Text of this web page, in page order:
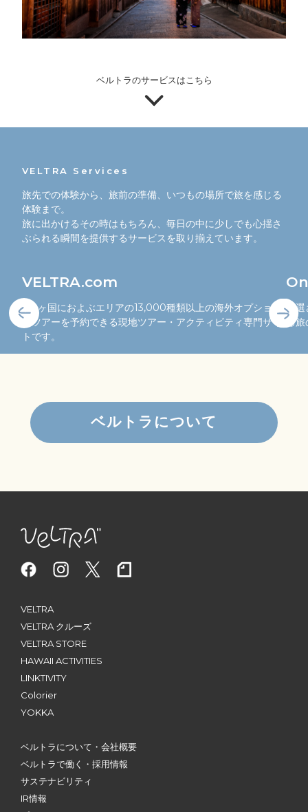
ベルトラのサービスはこちら
VELTRA Services
旅先での体験から、旅前の準備、いつもの場所で旅を感じる
体験まで。
旅に出かけるその時はもちろん、毎日の中に少しでも心揺さ
ぶられる瞬間を提供するサービスを取り揃えています。
VELTRA.com
150ヶ国におよぶエリアの13,000種類以上の海外オプショナ
ルツアーを予約できる現地ツアー・アクティビティ専門サイ
トです。
厳選
る旅
ベルトラについて
VELTRA
VELTRA クルーズ
VELTRA STORE
HAWAII ACTIVITIES
LINKTIVITY
Colorier
YOKKA
ベルトラについて・会社概要
ベルトラで働く・採用情報
サステナビリティ
IR情報